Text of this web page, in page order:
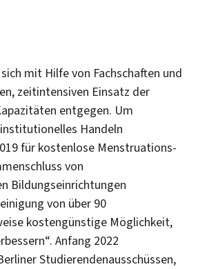
mit Hilfe von Fachschaften und
zeitintensiven Einsatz der
entgegen. Um
Handeln
für kostenlose Menstruations-
von
Bildungseinrichtungen
von über 90
kostengünstige Möglichkeit,
Anfang 2022
Studierendenausschüssen,